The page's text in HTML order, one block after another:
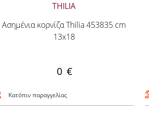
THILIA
Ασημένια κορνίζα Thilia 453835 cm
13x18
0 €
Κατόπιν παραγγελίας